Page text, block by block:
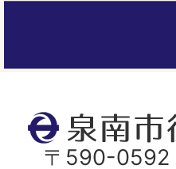
泉
南〒590-0592